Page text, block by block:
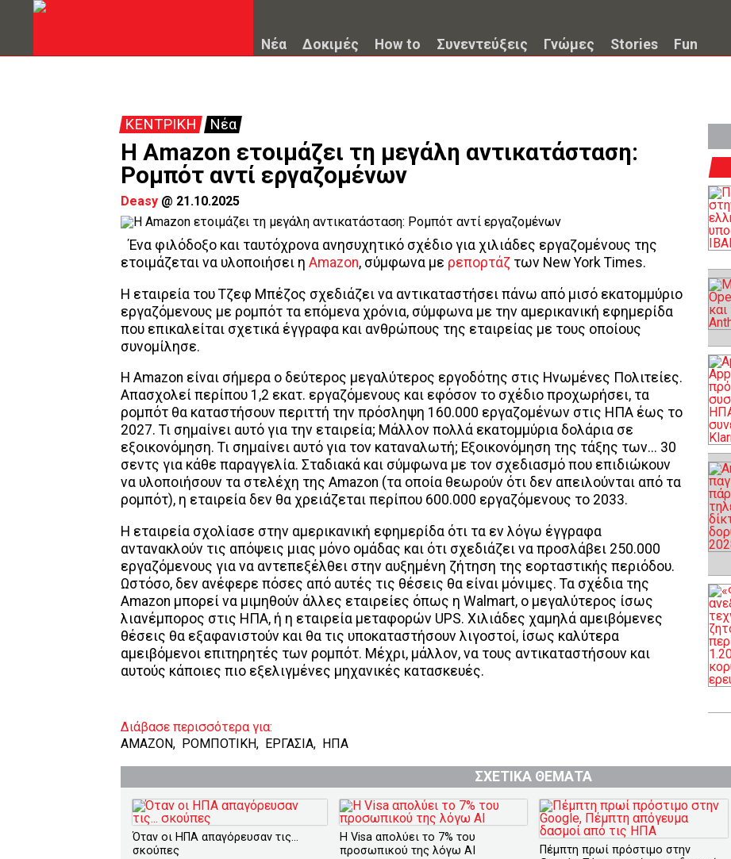
Νέα Δοκιμές How to Συνεντεύξεις Γνώμες Stories Fun
ΚΕΝΤΡΙΚΗ Νέα
Η Amazon ετοιμάζει τη μεγάλη αντικατάσταση:
Ρομπότ αντί εργαζομένων
Deasy @ 21.10.2025
Ένα φιλόδοξο και ταυτόχρονα ανησυχητικό σχέδιο για χιλιάδες εργαζομένους της
ετοιμάζεται να υλοποιήσει η Amazon, σύμφωνα με ρεπορτάζ των New York Times.
Η εταιρεία του Τζεφ Μπέζος σχεδιάζει να αντικαταστήσει πάνω από μισό εκατομμύριο
εργαζόμενους με ρομπότ τα επόμενα χρόνια, σύμφωνα με την αμερικανική εφημερίδα
που επικαλείται σχετικά έγγραφα και ανθρώπους της εταιρείας με τους οποίους
συνομίλησε.
Η Amazon είναι σήμερα ο δεύτερος μεγαλύτερος εργοδότης στις Ηνωμένες Πολιτείες.
Απασχολεί περίπου 1,2 εκατ. εργαζόμενους και εφόσον το σχέδιο προχωρήσει, τα
ρομπότ θα καταστήσουν περιττή την πρόσληψη 160.000 εργαζομένων στις ΗΠΑ έως το
2027. Τι σημαίνει αυτό για την εταιρεία; Μάλλον πολλά εκατομμύρια δολάρια σε
εξοικονόμηση. Τι σημαίνει αυτό για τον καταναλωτή; Εξοικονόμηση της τάξης των... 30
σεντς για κάθε παραγγελία. Σταδιακά και σύμφωνα με τον σχεδιασμό που επιδιώκουν
να υλοποιήσουν τα στελέχη της Amazon (τα οποία θεωρούν ότι δεν απειλούνται από τα
ρομπότ), η εταιρεία δεν θα χρειάζεται περίπου 600.000 εργαζόμενους το 2033.
Η εταιρεία σχολίασε στην αμερικανική εφημερίδα ότι τα εν λόγω έγγραφα
αντανακλούν τις απόψεις μιας μόνο ομάδας και ότι σχεδιάζει να προσλάβει 250.000
εργαζόμενους για να αντεπεξέλθει στην αυξημένη ζήτηση της εορταστικής περιόδου.
Ωστόσο, δεν ανέφερε πόσες από αυτές τις θέσεις θα είναι μόνιμες. Τα σχέδια της
Amazon μπορεί να μιμηθούν άλλες εταιρείες όπως η Walmart, ο μεγαλύτερος ίσως
λιανέμπορος στις ΗΠΑ, ή η εταιρεία μεταφορών UPS. Χιλιάδες χαμηλά αμειβόμενες
θέσεις θα εξαφανιστούν και θα τις υποκαταστήσουν λιγοστοί, ίσως καλύτερα
αμειβόμενοι επιτηρητές των ρομπότ. Μέχρι, μάλλον, να τους αντικαταστήσουν και
αυτούς κάποιες πιο εξελιγμένες μηχανικές κατασκευές.
Διάβασε περισσότερα για:
AMAZON, ΡΟΜΠΟΤΙΚΗ, ΕΡΓΑΣΙΑ, ΗΠΑ
ΣΧΕΤΙΚΑ ΘΕΜΑΤΑ
Όταν οι ΗΠΑ απαγόρευσαν τις...
σκούπες
H Visa απολύει το 7% του
προσωπικού της λόγω ΑΙ
Πέμπτη πρωί πρόστιμο στην